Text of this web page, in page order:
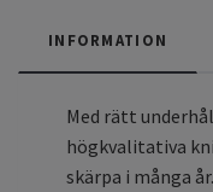
INFORMATION
Med rätt
högkvalitativa
skärpa i många